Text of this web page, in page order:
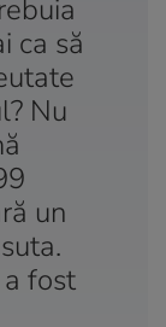
ca să
Nu
un
fost